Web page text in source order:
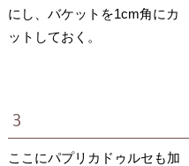
にし、バケットを1cm角にカ
ットしておく。
ここにパプリカドゥルセも加